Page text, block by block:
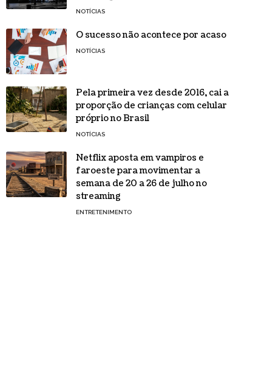
NOTÍCIAS
O sucesso não acontece por acaso
NOTÍCIAS
Pela primeira vez desde 2016, cai a
proporção de crianças com celular
próprio no Brasil
NOTÍCIAS
Netflix aposta em vampiros e
faroeste para movimentar a
semana de 20 a 26 de julho no
streaming
ENTRETENIMENTO